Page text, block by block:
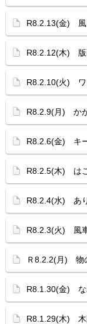
R8.2.13(金) 風
R8.2.12(木) 版
R8.2.10(火) ワ
R8.2.9(月) か
R8.2.6(金) キ
R8.2.5(木) は
R8.2.4(水) あ
R8.2.3(火) 風
Ｒ8.2.2(月) 物
R8.1.30(金) な
R8.1.29(木) 木